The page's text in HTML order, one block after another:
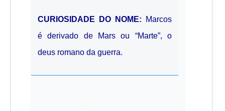
CURIOSIDADE DO NOME:
Marcos
é derivado de
Mars ou “Marte”, o
deus romano da guerra.